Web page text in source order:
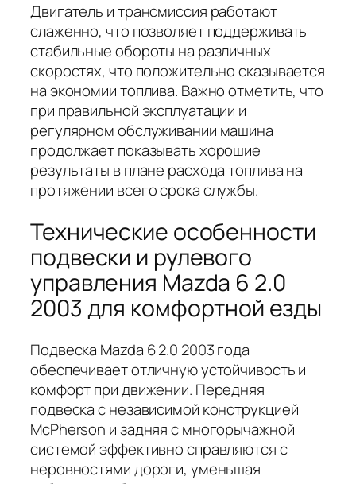
Двигатель и трансмиссия работают
слаженно, что позволяет поддерживать
стабильные обороты на различных
скоростях, что положительно сказывается
на экономии топлива. Важно отметить, что
при правильной эксплуатации и
регулярном обслуживании машина
продолжает показывать хорошие
результаты в плане расхода топлива на
протяжении всего срока службы.
Технические особенности
подвески и рулевого
управления Mazda 6 2.0
2003 для комфортной езды
Подвеска Mazda 6 2.0 2003 года
обеспечивает отличную устойчивость и
комфорт при движении. Передняя
подвеска с независимой конструкцией
McPherson и задняя с многорычажной
системой эффективно справляются с
неровностями дороги, уменьшая